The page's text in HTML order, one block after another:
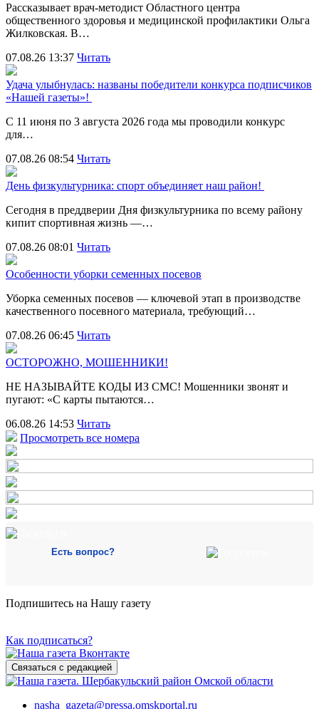
Рассказывает врач-методист Областного центра
общественного здоровья и медицинской профилактики Ольга
Жилковская. В…
07.08.26 13:37 Читать
Удача улыбнулась: названы победители конкурса подписчиков
«Нашей газеты»!
С 11 июня по 3 августа 2026 года мы проводили конкурс
для…
07.08.26 08:54 Читать
День физкультурника: спорт объединяет наш район!
Сегодня в преддверии Дня физкультурника по всему району
кипит спортивная жизнь —…
07.08.26 08:01 Читать
Особенности уборки семенных посевов
Уборка семенных посевов — ключевой этап в производстве
качественного посевного материала, требующий…
07.08.26 06:45 Читать
ОСТОРОЖНО, МОШЕННИКИ!
НЕ НАЗЫВАЙТЕ КОДЫ ИЗ СМС! Мошенники звонят и
пугают: «С карты пытаются…
06.08.26 14:53 Читать
Просмотреть все номера
Есть вопрос?
Подпишитесь на Нашу газету
Как подписаться?
Связаться с редакцией
nasha_gazeta@pressa.omskportal.ru